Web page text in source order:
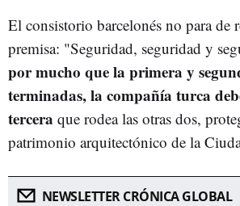
El consistorio barcelonés no para de
premisa: "Seguridad, seguridad y
por mucho que la primera y
terminadas, la compañía turca
tercera que rodea las otras dos,
patrimonio arquitectónico de la
NEWSLETTER CRÓNICA GLOBAL